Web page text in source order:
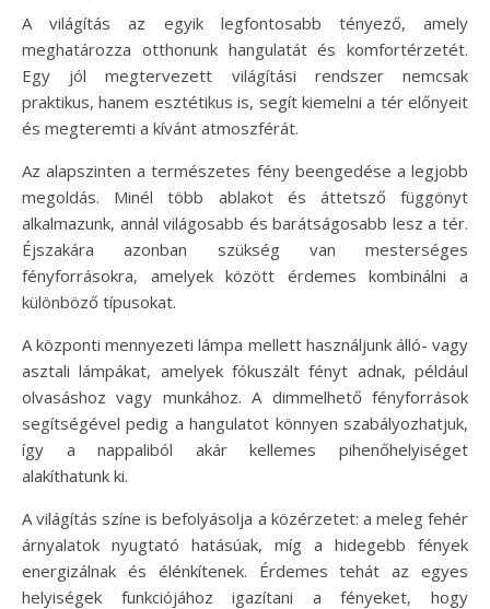
A világítás az egyik legfontosabb tényező, amely
meghatározza otthonunk hangulatát és komfortérzetét.
Egy jól megtervezett világítási rendszer nemcsak
praktikus, hanem esztétikus is, segít kiemelni a tér előnyeit
és megteremti a kívánt atmoszférát.
Az alapszinten a természetes fény beengedése a legjobb
megoldás. Minél több ablakot és áttetsző függönyt
alkalmazunk, annál világosabb és barátságosabb lesz a tér.
Éjszakára azonban szükség van mesterséges
fényforrásokra, amelyek között érdemes kombinálni a
különböző típusokat.
A központi mennyezeti lámpa mellett használjunk álló- vagy
asztali lámpákat, amelyek fókuszált fényt adnak, például
olvasáshoz vagy munkához. A dimmelhető fényforrások
segítségével pedig a hangulatot könnyen szabályozhatjuk,
így a nappaliból akár kellemes pihenőhelyiséget
alakíthatunk ki.
A világítás színe is befolyásolja a közérzetet: a meleg fehér
árnyalatok nyugtató hatásúak, míg a hidegebb fények
energizálnak és élénkítenek. Érdemes tehát az egyes
helyiségek funkciójához igazítani a fényeket, hogy